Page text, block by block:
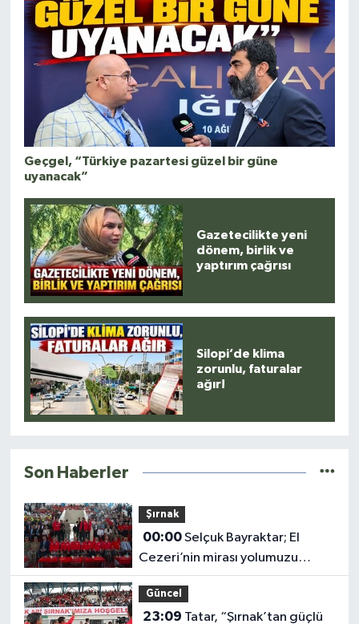
Geçgel, “Türkiye pazartesi güzel bir güne
uyanacak”
Gazetecilikte yeni
dönem, birlik ve
yaptırım çağrısı
Silopi’de klima
zorunlu, faturalar
ağır!
Son Haberler
Şırnak
00:00Selçuk Bayraktar; El
Cezeri’nin mirası yolumuzu
aydınlatıyor
Güncel
23:09